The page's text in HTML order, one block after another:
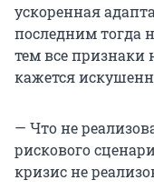
ускоренная
последним тогда
тем все признаки
кажется
— Что не
рискового
кризис не